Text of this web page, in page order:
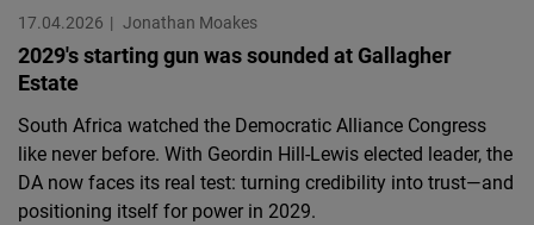
17.04.2026 Jonathan Moakes
2029's starting gun was sounded at Gallagher
Estate
South Africa watched the Democratic Alliance Congress
like never before. With Geordin Hill-Lewis elected leader, the
DA now faces its real test: turning credibility into trust—and
positioning itself for power in 2029.